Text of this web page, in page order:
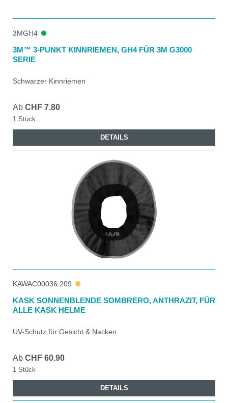
3MGH4
3M™ 3-PUNKT KINNRIEMEN, GH4 FÜR 3M G3000
SERIE
Schwarzer Kinnriemen
Ab CHF 7.80
1 Stück
DETAILS
KAWAC00036.209
KASK SONNENBLENDE SOMBRERO, ANTHRAZIT, FÜR
ALLE KASK HELME
UV-Schutz für Gesicht & Nacken
Ab CHF 60.90
1 Stück
DETAILS